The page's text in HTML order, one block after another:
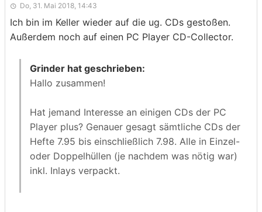
Do, 31. Mai 2018, 14:43
Ich bin im Keller wieder auf die ug. CDs gestoßen.
Außerdem noch auf einen PC Player CD-Collector.
Grinder hat geschrieben:
Hallo zusammen!
Hat jemand Interesse an einigen CDs der PC
Player plus? Genauer gesagt sämtliche CDs der
Hefte 7.95 bis einschließlich 7.98. Alle in Einzel-
oder Doppelhüllen (je nachdem was nötig war)
inkl. Inlays verpackt.